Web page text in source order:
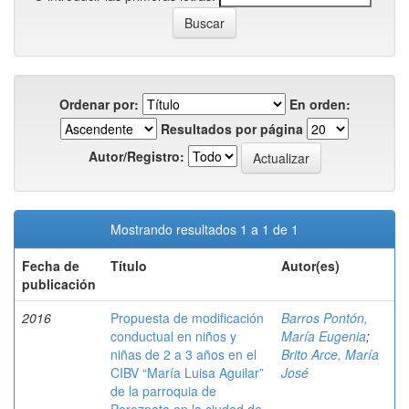
Ordenar por:
En orden:
Resultados por página
Autor/Registro:
Mostrando resultados 1 a 1 de 1
Fecha de
publicación
Título Autor(es)
2016
Propuesta de modificación
conductual en niños y
niñas de 2 a 3 años en el
CIBV “María Luisa Aguilar”
de la parroquia de
Barros Pontón,
María Eugenia;
Brito Arce, María
José